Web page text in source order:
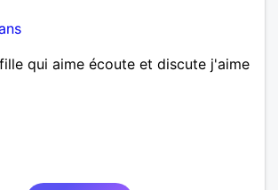
qui aime écoute et discute j'aime